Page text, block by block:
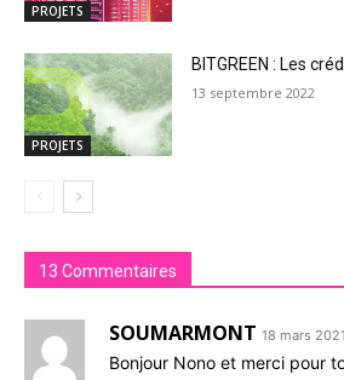
PROJETS
PROJETS
BITGREEN : Les
13 septembre 2022
13 Commentaires
SOUMARMONT 18 mars
Bonjour Nono et merci pour